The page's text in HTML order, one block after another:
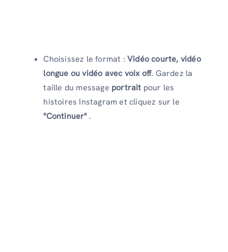
Choisissez le format : Vidéo courte, vidéo
longue ou vidéo avec voix off. Gardez la
taille du message portrait pour les
histoires Instagram et cliquez sur le
"Continuer".